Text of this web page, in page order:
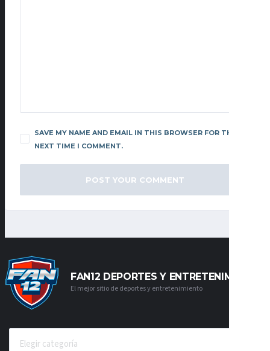
SAVE MY NAME AND EMAIL IN THIS BROWSER FOR THE
NEXT TIME I COMMENT.
FAN12 DEPORTES Y ENTRETENIMIENTO
El mejor sitio de deportes y entretenimiento